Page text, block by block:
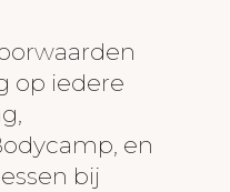
op iedere
en
bij